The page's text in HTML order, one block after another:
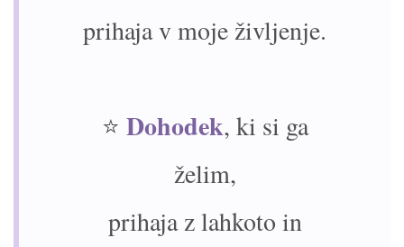
prihaja v moje življenje.
⭐ Dohodek, ki si ga
želim,
prihaja z lahkoto in